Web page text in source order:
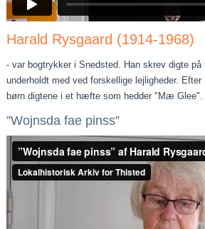
Harald Rysgaard (1914-1968)
- var bogtrykker i Snedsted. Han skrev digte
underholdt med ved forskellige lejligheder.
børn digtene i et hæfte som hedder "Mæ Glee".
”Wojnsda fae pinss”